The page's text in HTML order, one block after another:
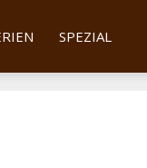
SPEZIAL